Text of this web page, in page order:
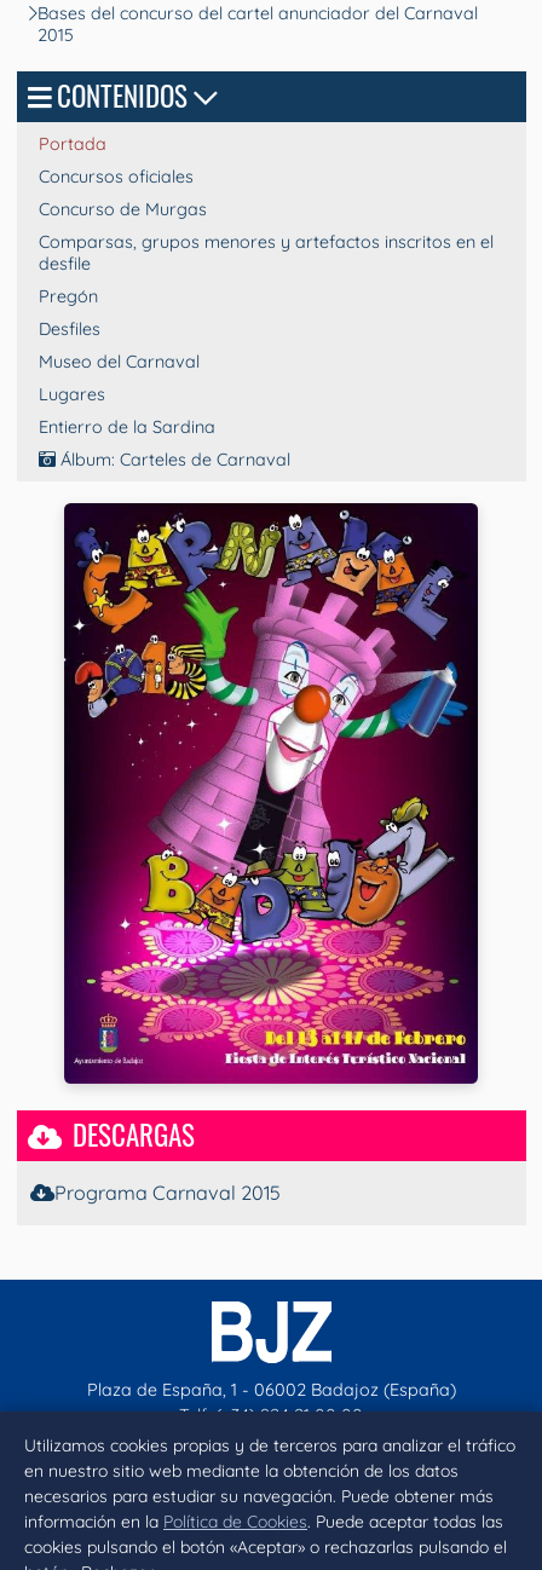
Utilizamos cookies propias y de terceros para analizar el tráfico
en nuestro sitio web mediante la obtención de los datos
necesarios para estudiar su navegación. Puede obtener más
información en la Política de Cookies. Puede aceptar todas las
cookies pulsando el botón «Aceptar» o rechazarlas pulsando el
Bases del concurso del cartel anunciador del Carnaval
2015
CONTENIDOS
Portada
Concursos oficiales
Concurso de Murgas
Comparsas, grupos menores y artefactos inscritos en el
desfile
Pregón
Desfiles
Museo del Carnaval
Lugares
Entierro de la Sardina
Álbum: Carteles de Carnaval
DESCARGAS
Programa Carnaval 2015
Plaza de España, 1 - 06002 Badajoz (España)
Telf. (+34) 924 21 00 00
contacto@aytobadajoz.es
Facebook
X Instagram
YouTube